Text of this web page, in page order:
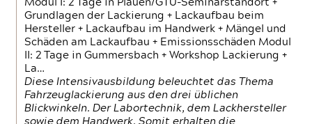
Modul I: 2 Tage in Plauen/GTÜ-Seminarstandort +
Grundlagen der Lackierung + Lackaufbau beim
Hersteller + Lackaufbau im Handwerk + Mängel und
Schäden am Lackaufbau + Emissionsschäden Modul
II: 2 Tage in Gummersbach + Workshop Lackierung +
La…
Diese Intensivausbildung beleuchtet das Thema
Fahrzeuglackierung aus den drei üblichen
Blickwinkeln. Der Labortechnik, dem Lackhersteller
sowie dem Handwerk. Somit erhalten die